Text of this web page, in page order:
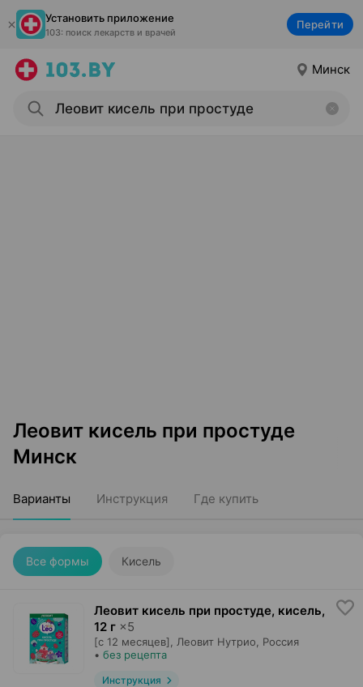
Установить приложение
103: поиск лекарств и врачей
Перейти
Минск
Леовит кисель при простуде
Минск
Варианты Инструкция Где купить
Все формы Кисель
Леовит кисель при простуде, кисель,
12 г ×5
[с 12 месяцев], Леовит Нутрио , Россия
• без рецепта
Инструкция